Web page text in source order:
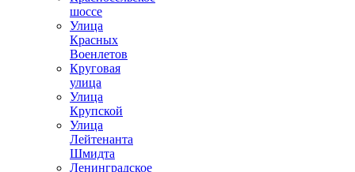
шоссе
Улица
Красных
Военлетов
Круговая
улица
Улица
Крупской
Улица
Лейтенанта
Шмидта
Ленинградское